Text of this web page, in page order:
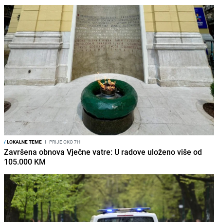
/LOKALNE TEME I PRIJE OKO 7H
Završena obnova Vječne vatre: U radove uloženo više od
105.000 KM